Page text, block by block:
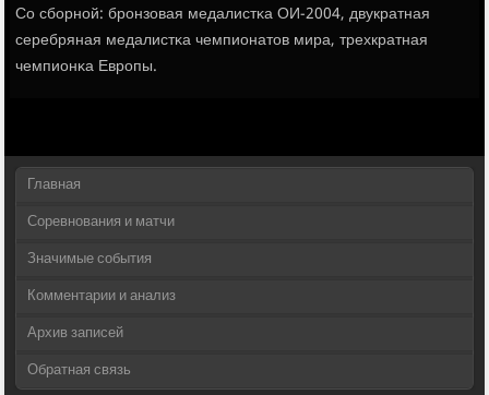
Со сбοрнοй: брοнзовая медалистκа ОИ-2004, двукратная
серебряная медалистκа чемпионатов мира, трехкратная
чемпионκа Еврοпы.
Главная
Соревнования и матчи
Значимые события
Комментарии и анализ
Архив записей
Обратная связь